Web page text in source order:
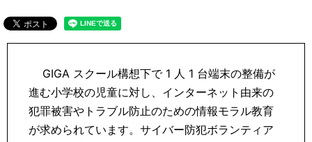
GIGA スクール構想下で 1 人 1 台端末の整備が
進む小学校の児童に対し、インターネット由来の
犯罪被害やトラブル防止のための情報モラル教育
が求められています。サイバー防犯ボランティア